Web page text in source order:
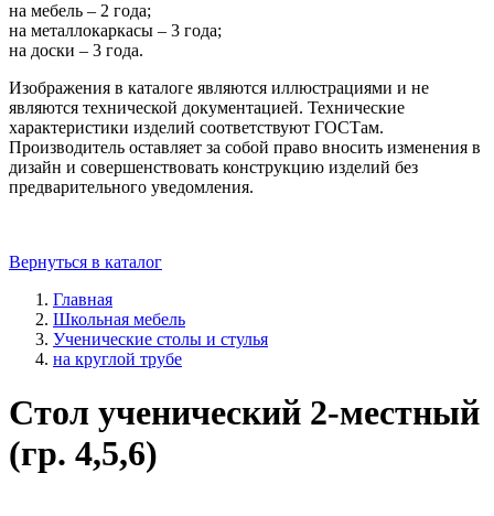
на мебель – 2 года;
на металлокаркасы – 3 года;
на доски – 3 года.
Изображения в каталоге являются иллюстрациями и не
являются технической документацией. Технические
характеристики изделий соответствуют ГОСТам.
Производитель оставляет за собой право вносить изменения в
дизайн и совершенствовать конструкцию изделий без
предварительного уведомления.
Вернуться в каталог
Главная
Школьная мебель
Ученические столы и стулья
на круглой трубе
Стол ученический 2-местный
(гр. 4,5,6)